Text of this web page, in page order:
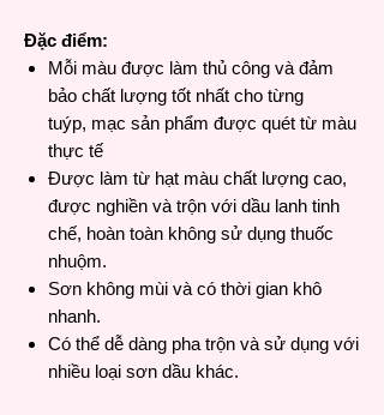
Đặc điểm:
Mỗi màu được làm thủ công và đảm
bảo chất lượng tốt nhất cho từng
tuýp, mạc sản phẩm được quét từ màu
thực tế
Được làm từ hạt màu chất lượng cao,
được nghiền và trộn với dầu lanh tinh
chế, hoàn toàn không sử dụng thuốc
nhuộm.
Sơn không mùi và có thời gian khô
nhanh.
Có thể dễ dàng pha trộn và sử dụng với
nhiều loại sơn dầu khác.